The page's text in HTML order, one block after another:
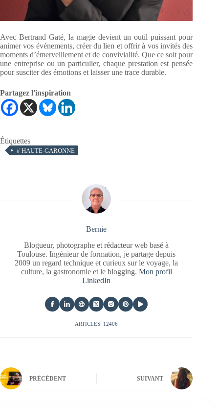
Avec Bertrand Gaté, la magie devient un outil puissant pour
animer vos événements, créer du lien et offrir à vos invités des
moments d’émerveillement et de convivialité. Que ce soit pour
une entreprise ou un particulier, chaque prestation est pensée
pour susciter des émotions et laisser une trace durable.
Partagez l'inspiration
Étiquettes
# HAUTE-GARONNE
Bernie
Blogueur, photographe et rédacteur web basé à
Toulouse. Ingénieur de formation, je partage depuis
2009 un regard technique et curieux sur le voyage, la
culture, la gastronomie et le blogging. Mon profil
LinkedIn
ARTICLES: 12406
PRÉCÉDENT SUIVANT